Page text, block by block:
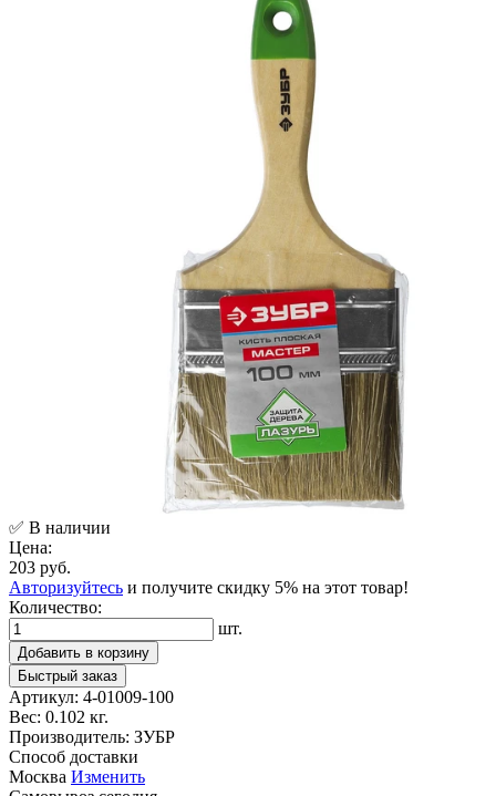
✅ В наличии
Цена:
203 руб.
Авторизуйтесь и получите скидку 5% на этот товар!
Количество:
шт.
Добавить в корзину
Быстрый заказ
Артикул: 4-01009-100
Вес: 0.102 кг.
Производитель: ЗУБР
Способ доставки
Москва Изменить